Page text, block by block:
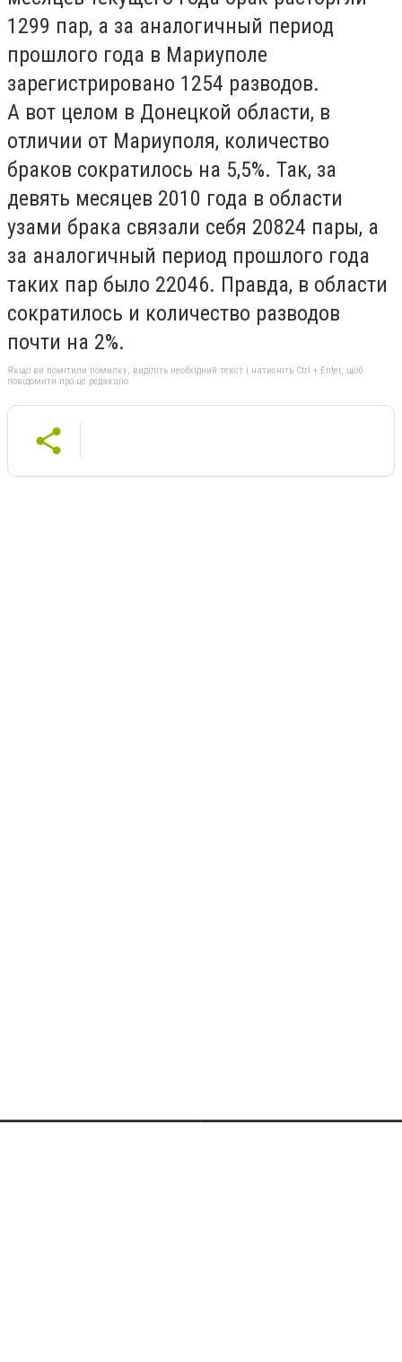
1299 пар, а за аналогичный период
прошлого года в Мариуполе
зарегистрировано 1254 разводов.
А вот целом в Донецкой области, в
отличии от Мариуполя, количество
браков сократилось на 5,5%. Так, за
девять месяцев 2010 года в области
узами брака связали себя 20824 пары, а
за аналогичный период прошлого года
таких пар было 22046. Правда, в области
сократилось и количество разводов
почти на 2%.
Якщо ви помітили помилку, виділіть необхідний текст і натисніть Ctrl + Enter, щоб
повідомити про це редакцію